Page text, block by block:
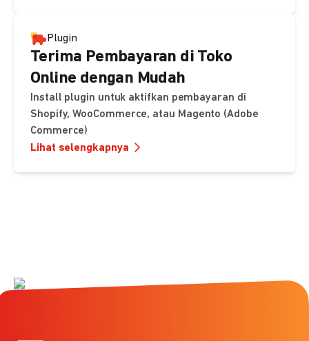
Plugin
Terima Pembayaran di Toko
Online dengan Mudah
Install plugin untuk aktifkan pembayaran di
Shopify, WooCommerce, atau Magento (Adobe
Commerce)
Lihat selengkapnya